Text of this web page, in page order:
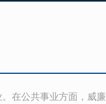
在公共事业方面，威